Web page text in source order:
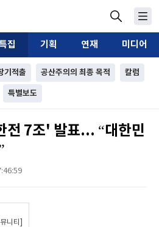
집 기획 연재 미디어
기적출 공산주의의 최종 목적 칼럼
특별보도
전 7조' 발표... “대한민
니티]